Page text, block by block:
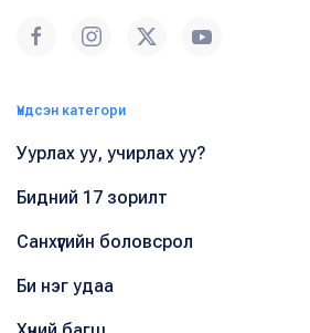
Үндсэн категори
Уурлах уу, учирлах уу?
Бидний 17 зорилт
Санхүүгийн боловсрол
Би нэг удаа